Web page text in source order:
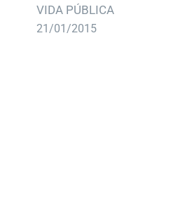
VIDA PÚBLICA
21/01/2015